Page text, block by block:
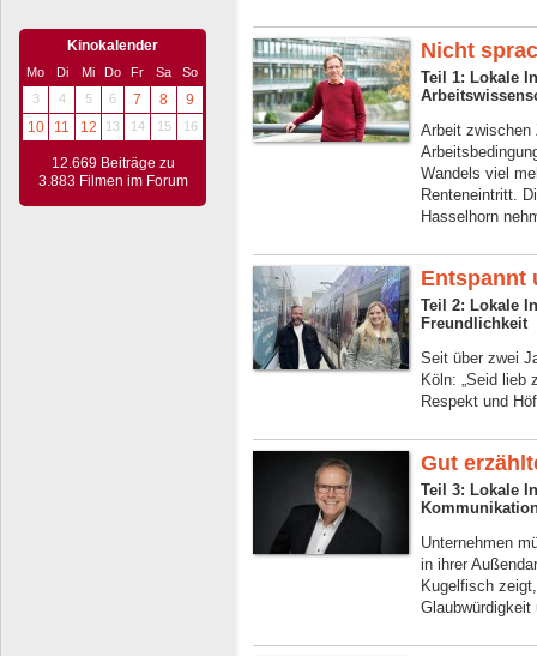
Kinokalender
Mo Di Mi Do Fr Sa
So
3
4 5 6 7 8
9
10
11 12 13 14 15 16
12.669 Beiträge zu
3.883 Filmen im Forum
Nicht
Teil 1: Lokale
Arbeit zwischen
Wandels viel
Renteneintritt.
Hasselhorn
Entspannt
Teil 2: Lokale
Freundlichkeit
Seit über zwei
Köln: „Seid lieb
Respekt und
Gut
Teil 3: Lokale
Unternehmen
in ihrer
Kugelfisch